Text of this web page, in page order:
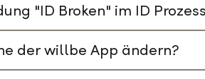
"ID Broken" im ID
der willbe App ändern?